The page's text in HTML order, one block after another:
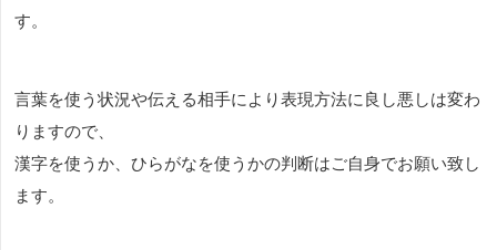
す。
言葉を使う状況や伝える相手により表現方法に良し悪しは変わ
りますので、
漢字を使うか、ひらがなを使うかの判断はご自身でお願い致し
ます。